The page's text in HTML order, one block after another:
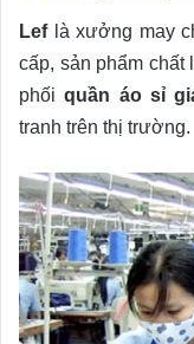
Leflà xưởng may
cấp, sản phẩm
phốiquần áo sỉ
tranh trên thị trường.